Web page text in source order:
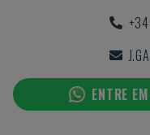
ENTRE